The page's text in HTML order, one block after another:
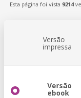
Esta página foi vista 9214
Versão
impressa
Versão
ebook